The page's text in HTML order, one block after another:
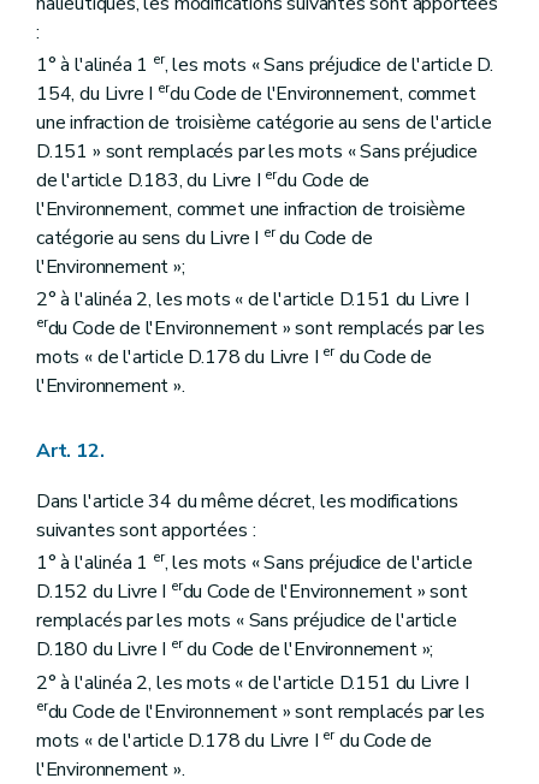
:
1° à l'alinéa 1 er, les mots « Sans préjudice de l'article D.
154, du Livre I erdu Code de l'Environnement, commet
une infraction de troisième catégorie au sens de l'article
D.151 » sont remplacés par les mots « Sans préjudice
de l'article D.183, du Livre I erdu Code de
l'Environnement, commet une infraction de troisième
catégorie au sens du Livre I erdu Code de
l'Environnement »;
2° à l'alinéa 2, les mots « de l'article D.151 du Livre I
erdu Code de l'Environnement » sont remplacés par les
mots « de l'article D.178 du Livre I erdu Code de
l'Environnement ».
Art. 12.
Dans l'article 34 du même décret, les modifications
suivantes sont apportées :
1° à l'alinéa 1 er, les mots « Sans préjudice de l'article
D.152 du Livre I erdu Code de l'Environnement » sont
remplacés par les mots « Sans préjudice de l'article
D.180 du Livre I erdu Code de l'Environnement »;
2° à l'alinéa 2, les mots « de l'article D.151 du Livre I
erdu Code de l'Environnement » sont remplacés par les
mots « de l'article D.178 du Livre I erdu Code de
l'Environnement ».